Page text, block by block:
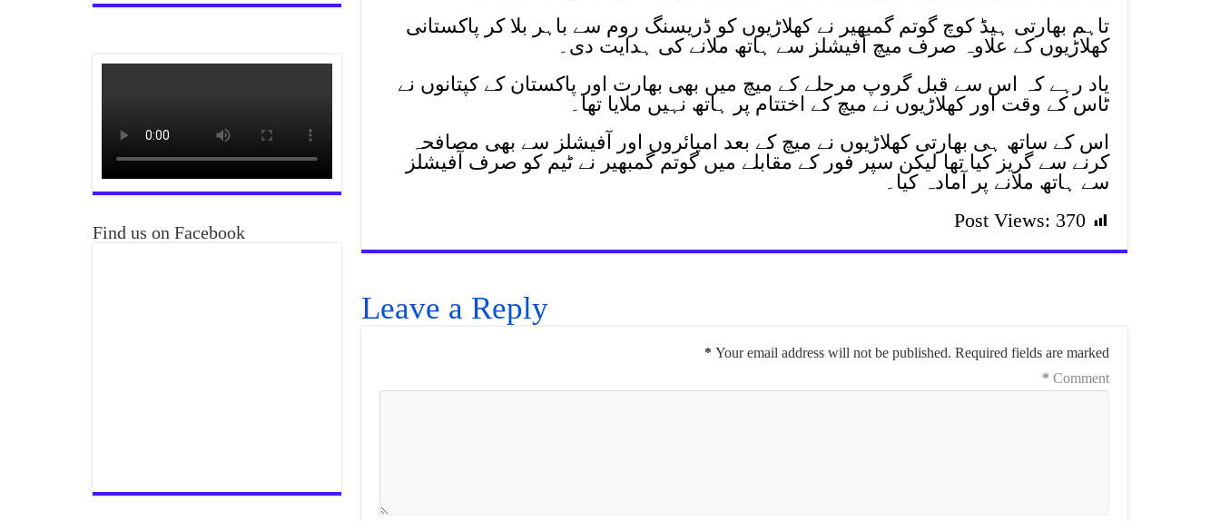
تاہم بھارتی ہیڈ کوچ گوتم گمبھیر نے کھلاڑیوں کو ڈریسنگ روم سے باہر بلا کر پاکستانی
کھلاڑیوں کے علاوہ صرف میچ آفیشلز سے ہاتھ ملانے کی ہدایت دی۔
یاد رہے کہ اس سے قبل گروپ مرحلے کے میچ میں بھی بھارت اور پاکستان کے کپتانوں نے
ٹاس کے وقت اور کھلاڑیوں نے میچ کے اختتام پر ہاتھ نہیں ملایا تھا۔
اس کے ساتھ ہی بھارتی کھلاڑیوں نے میچ کے بعد امپائروں اور آفیشلز سے بھی مصافحہ
کرنے سے گریز کیا تھا لیکن سپر فور کے مقابلے میں گوتم گمبھیر نے ٹیم کو صرف آفیشلز
سے ہاتھ ملانے پر آمادہ کیا۔
Post Views: 370
Leave a Reply
Your email address will not be published. Required fields are marked
*
Comment
*
Find us on Facebook